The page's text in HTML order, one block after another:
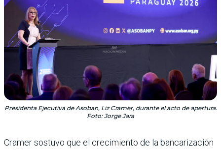
Presidenta Ejecutiva de Asoban, Liz Cramer, durante el acto de apertura.
Foto: Jorge Jara
Cramer sostuvo que el crecimiento de la bancarización